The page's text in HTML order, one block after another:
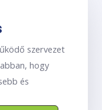
szervezet
hogy
és